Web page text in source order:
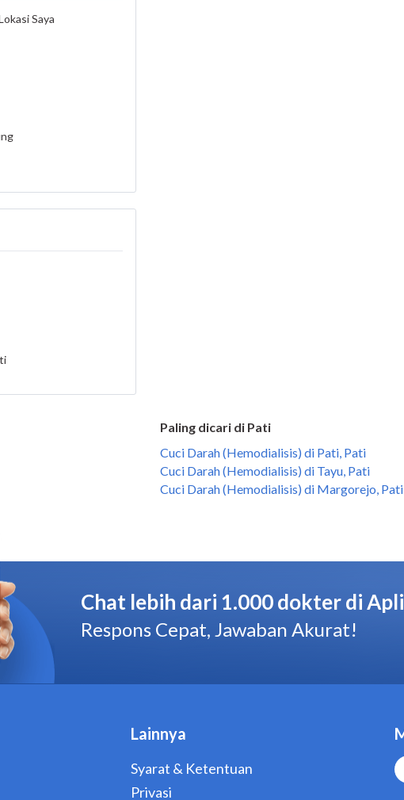
Paling dicari di Pati
Cuci Darah (Hemodialisis) di Pati, Pati
Cuci Darah (Hemodialisis) di Tayu, Pati
Cuci Darah (Hemodialisis) di Margorejo, Pati